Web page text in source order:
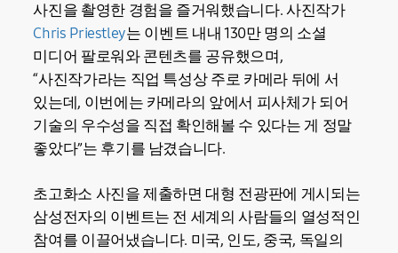
사진을 촬영한 경험을 즐거워했습니다. 사진작가
Chris Priestley는 이벤트 내내 130만 명의 소셜
미디어 팔로워와 콘텐츠를 공유했으며,
“사진작가라는 직업 특성상 주로 카메라 뒤에 서
있는데, 이번에는 카메라의 앞에서 피사체가 되어
기술의 우수성을 직접 확인해볼 수 있다는 게 정말
좋았다”는 후기를 남겼습니다.
초고화소 사진을 제출하면 대형 전광판에 게시되는
삼성전자의 이벤트는 전 세계의 사람들의 열성적인
참여를 이끌어냈습니다. 미국, 인도, 중국, 독일의